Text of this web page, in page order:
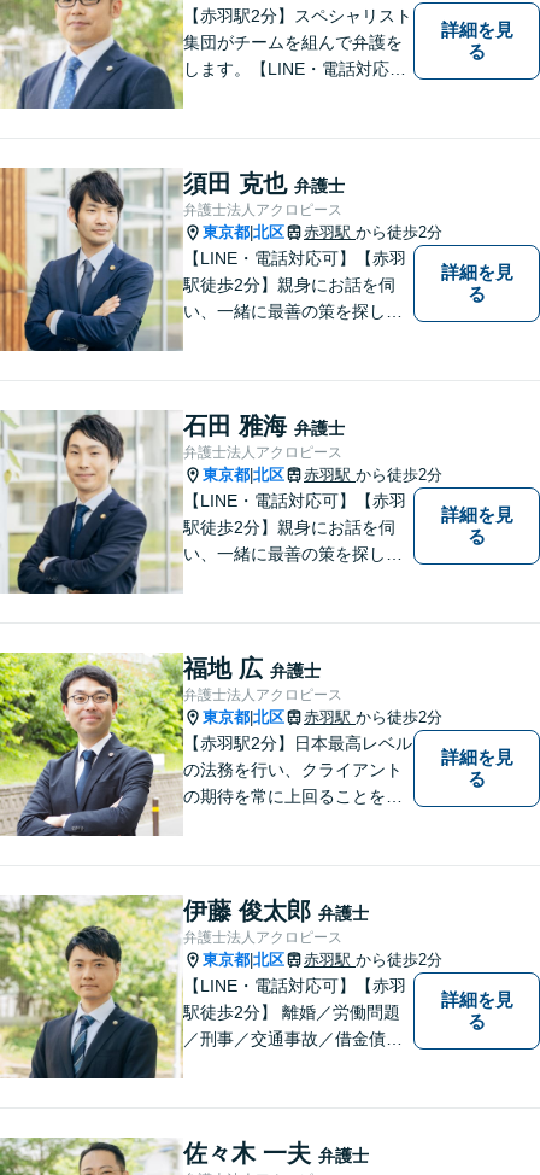
【赤羽駅2分】スペシャリスト
集団がチームを組んで弁護を
します。【LINE・電話対応
スはあなたの味方です！他士
業との連携あり。
詳細を見
る
須田 克也 弁護士
弁護士法人アクロピース
東京都 北区 赤羽駅 から徒歩2分
【LINE・電話対応可】【赤羽
駅徒歩2分】親身にお話を伺
い、一緒に最善の策を探しま
護をします。他士業との連携
あり【初回面談無料】
詳細を見
る
石田 雅海 弁護士
弁護士法人アクロピース
東京都 北区 赤羽駅 から徒歩2分
【LINE・電話対応可】【赤羽
駅徒歩2分】親身にお話を伺
い、一緒に最善の策を探しま
護をします。他士業との連携
あり【初回面談無料】
詳細を見
る
福地 広 弁護士
弁護士法人アクロピース
東京都 北区 赤羽駅 から徒歩2分
【赤羽駅2分】日本最高レベル
の法務を行い、クライアント
の期待を常に上回ることを使
最高のピースになるために精
一杯の努力をしていきます。
詳細を見
る
伊藤 俊太郎 弁護士
弁護士法人アクロピース
東京都 北区 赤羽駅 から徒歩2分
【LINE・電話対応可】【赤羽
駅徒歩2分】 離婚／労働問題
／刑事／交通事故／借金債務
との連携あり。アクロピース
はあなたの味方です！
詳細を見
る
佐々木 一夫 弁護士